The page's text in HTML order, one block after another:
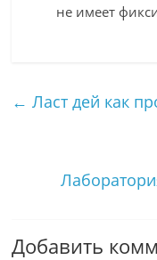
не имеет
← Ласт дей как
Добавить